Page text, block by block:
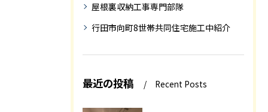
屋根裏収納工事専門部隊
行田市向町8世帯共同住宅施工中紹介
最近の投稿 Recent Posts